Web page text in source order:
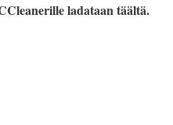
ladataan täältä.